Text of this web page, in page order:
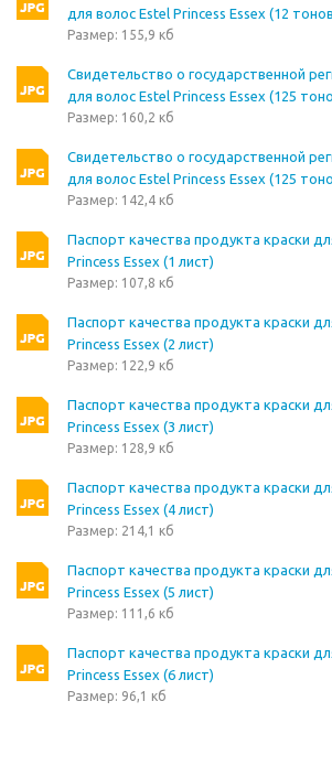
для волос Estel Princess Essex (12
Размер: 155,9 кб
Свидетельство о государственной
для волос Estel Princess Essex (125
Размер: 160,2 кб
Свидетельство о государственной
для волос Estel Princess Essex (125
Размер: 142,4 кб
Паспорт качества продукта краски
Princess Essex (1 лист)
Размер: 107,8 кб
Паспорт качества продукта краски
Princess Essex (2 лист)
Размер: 122,9 кб
Паспорт качества продукта краски
Princess Essex (3 лист)
Размер: 128,9 кб
Паспорт качества продукта краски
Princess Essex (4 лист)
Размер: 214,1 кб
Паспорт качества продукта краски
Princess Essex (5 лист)
Размер: 111,6 кб
Паспорт качества продукта краски
Princess Essex (6 лист)
Размер: 96,1 кб